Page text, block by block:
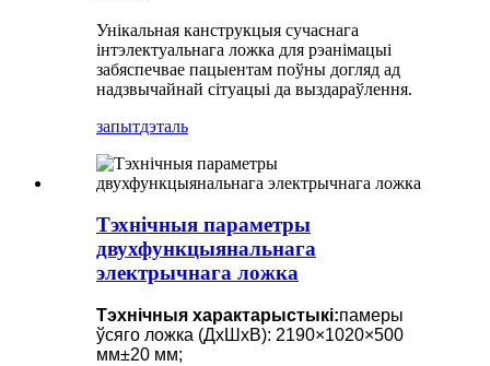
Унікальная канструкцыя сучаснага
інтэлектуальнага ложка для рэанімацыі
забяспечвае пацыентам поўны догляд ад
надзвычайнай сітуацыі да выздараўлення.
запытдэталь
Тэхнічныя параметры
двухфункцыянальнага
электрычнага ложка
Тэхнічныя характарыстыкі:памеры
ўсяго ложка (ДхШхВ): 2190×1020×500
мм±20 мм;